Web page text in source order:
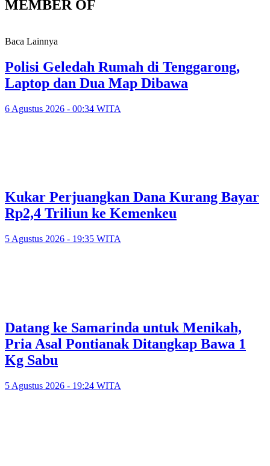
MEMBER OF
Baca Lainnya
Polisi Geledah Rumah di Tenggarong,
Laptop dan Dua Map Dibawa
6 Agustus 2026 - 00:34 WITA
Kukar Perjuangkan Dana Kurang Bayar
Rp2,4 Triliun ke Kemenkeu
5 Agustus 2026 - 19:35 WITA
Datang ke Samarinda untuk Menikah,
Pria Asal Pontianak Ditangkap Bawa 1
Kg Sabu
5 Agustus 2026 - 19:24 WITA